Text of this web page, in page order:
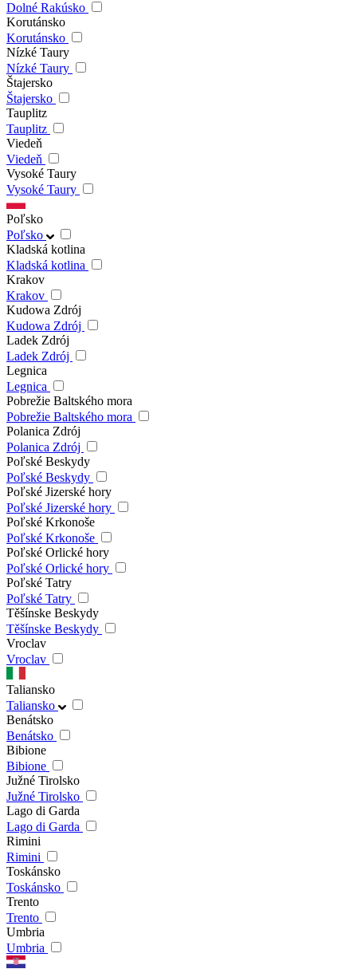
Dolné Rakúsko
Korutánsko
Korutánsko
Nízké Taury
Nízké Taury
Štajersko
Štajersko
Tauplitz
Tauplitz
Viedeň
Viedeň
Vysoké Taury
Vysoké Taury
Poľsko
Poľsko
Kladská kotlina
Kladská kotlina
Krakov
Krakov
Kudowa Zdrój
Kudowa Zdrój
Ladek Zdrój
Ladek Zdrój
Legnica
Legnica
Pobrežie Baltského mora
Pobrežie Baltského mora
Polanica Zdrój
Polanica Zdrój
Poľské Beskydy
Poľské Beskydy
Poľské Jizerské hory
Poľské Jizerské hory
Poľské Krkonoše
Poľské Krkonoše
Poľské Orlické hory
Poľské Orlické hory
Poľské Tatry
Poľské Tatry
Těšínske Beskydy
Těšínske Beskydy
Vroclav
Vroclav
Taliansko
Taliansko
Benátsko
Benátsko
Bibione
Bibione
Južné Tirolsko
Južné Tirolsko
Lago di Garda
Lago di Garda
Rimini
Rimini
Toskánsko
Toskánsko
Trento
Trento
Umbria
Umbria